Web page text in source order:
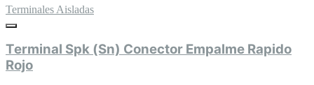
Terminales Aisladas
Terminal Spk (Sn) Conector Empalme Rapido
Rojo